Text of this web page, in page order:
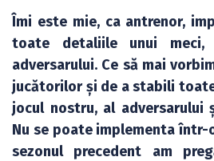
Îmi este mie, ca antrenor,
toate detaliile unui meci,
adversarului. Ce să mai
jucătorilor și de a stabili
jocul nostru, al adversarului
Nu se poate implementa
sezonul precedent am